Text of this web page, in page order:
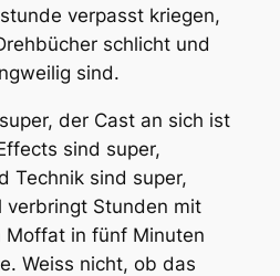
verpasst kriegen,
schlicht und
sind.
der Cast an sich ist
sind super,
Technik sind super,
verbringt Stunden mit
Moffat in fünf Minuten
Weiss nicht, ob das